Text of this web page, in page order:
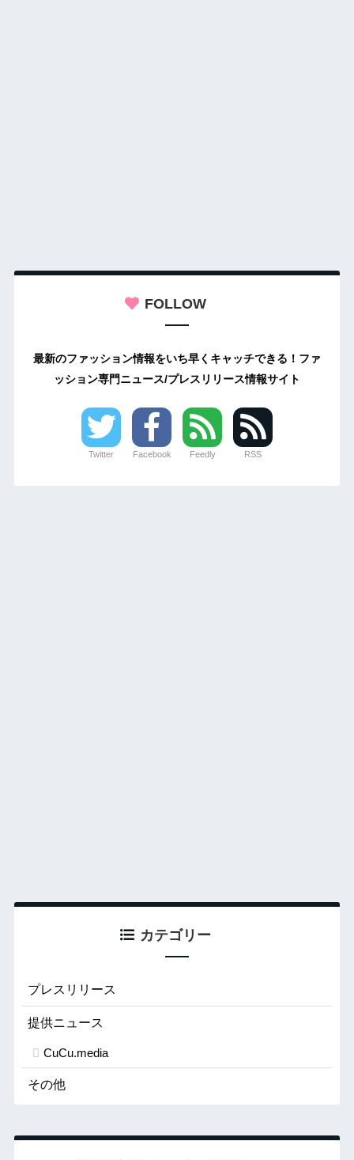
FOLLOW
最新のファッション情報をいち早くキャッチできる！ファ
ッション専門ニュース/プレスリリース情報サイト
Twitter Facebook Feedly RSS
カテゴリー
プレスリリース
提供ニュース
CuCu.media
その他